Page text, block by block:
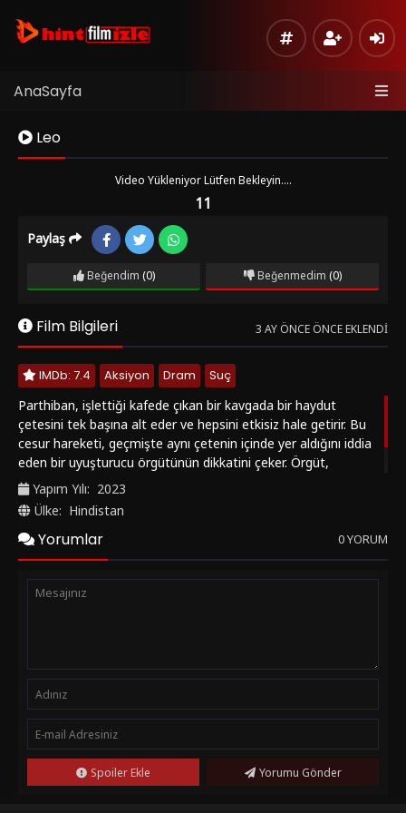
AnaSayfa
Leo
Video Yükleniyor Lütfen Bekleyin....
11
Kaynak
Bildir
Sinema
Modu
Paylaş
Beğendim (0) Beğenmedim (0)
Film Bilgileri 3 AY ÖNCE ÖNCE EKLENDI
IMDb: 7.4 Aksiyon Dram
Suç
Parthiban, işlettiği kafede çıkan bir kavgada bir haydut
çetesini tek başına alt eder ve hepsini etkisiz hale getirir. Bu
cesur hareketi, geçmişte aynı çetenin içinde yer aldığını iddia
eden bir uyuşturucu örgütünün dikkatini çeker. Örgüt,
Parthiban’ın eski bağlarını sorgulamaya başlar ve bu durum
onu tehlikeli bir oyunun içine sürükler.
Yapım Yılı: 2023
Ülke: Hindistan
Yorumlar 0 YORUM
Spoiler Ekle Yorumu Gönder